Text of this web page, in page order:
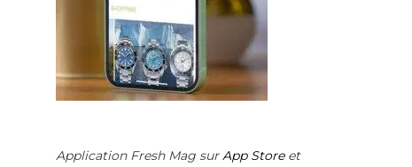
Application Fresh Mag surApp Storeet